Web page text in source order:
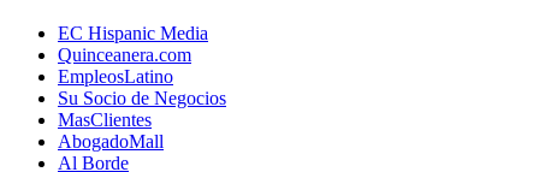
EC Hispanic Media
Quinceanera.com
EmpleosLatino
Su Socio de Negocios
MasClientes
AbogadoMall
Al Borde